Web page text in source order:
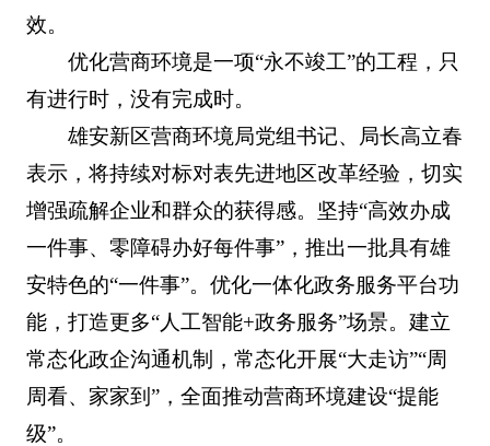
效。
优化营商环境是一项“永不竣工”的工程，只
有进行时，没有完成时。
雄安新区营商环境局党组书记、局长高立春
表示，将持续对标对表先进地区改革经验，切实
增强疏解企业和群众的获得感。坚持“高效办成
一件事、零障碍办好每件事”，推出一批具有雄
安特色的“一件事”。优化一体化政务服务平台功
能，打造更多“人工智能+政务服务”场景。建立
常态化政企沟通机制，常态化开展“大走访”“周
周看、家家到”，全面推动营商环境建设“提能
级”。